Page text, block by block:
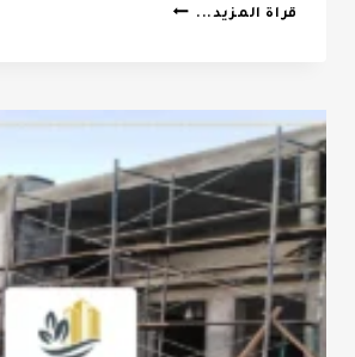
قراة المزيد... معلم
0532068305
بويه
خارجيه
للمنازل
الرياض